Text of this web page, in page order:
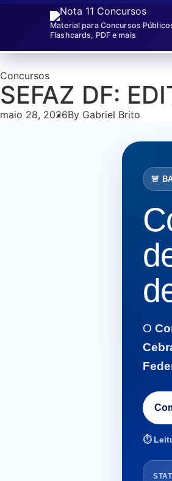
Material para Concursos
Flashcards, PDF e mais
Concursos
SEFAZ DF:
maio 28, 2026By Gabriel Brito
🚨
O
⏱️